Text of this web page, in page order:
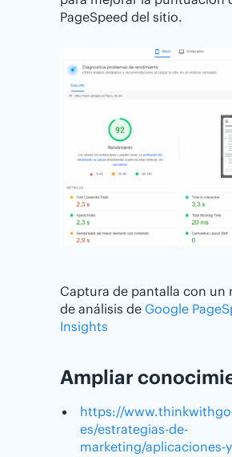
PageSpeed del sitio.
Captura de pantalla con un
de análisis de Google
Insights
Ampliar
https://
es/estrategias-de-
marketing/aplicaciones-